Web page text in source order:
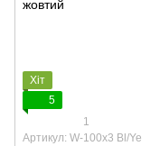
Хіт
5
1
Артикул: W-100х3 Bl/Ye